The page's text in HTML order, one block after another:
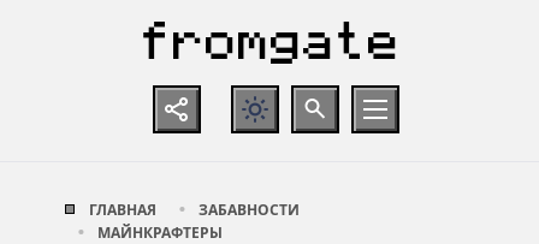
ГЛАВНАЯ
ЗАБАВНОСТИ
МАЙНКРАФТЕРЫ